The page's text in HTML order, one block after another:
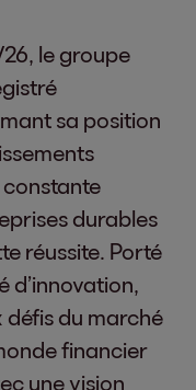
le groupe
sa position
durables
réussite. Porté
d’innovation,
défis du marché
financier
une vision